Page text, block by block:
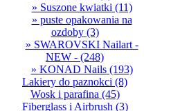
» Suszone kwiatki (11)
» puste opakowania na
ozdoby(3)
» SWAROVSKI Nailart -
NEW - (248)
» KONAD Nails(193)
Lakiery do paznokci (8)
Wosk i parafina (45)
Fiberglass i Airbrush (3)